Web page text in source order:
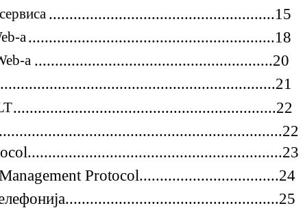
.......................................................15
а............................................................18
а ..........................................................20
................................................................22
Protocol..................................24